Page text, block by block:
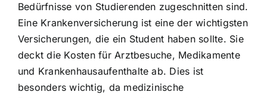
Bedürfnisse von Studierenden zugeschnitten sind.
Eine Krankenversicherung ist eine der wichtigsten
Versicherungen, die ein Student haben sollte. Sie
deckt die Kosten für Arztbesuche, Medikamente
und Krankenhausaufenthalte ab. Dies ist
besonders wichtig, da medizinische